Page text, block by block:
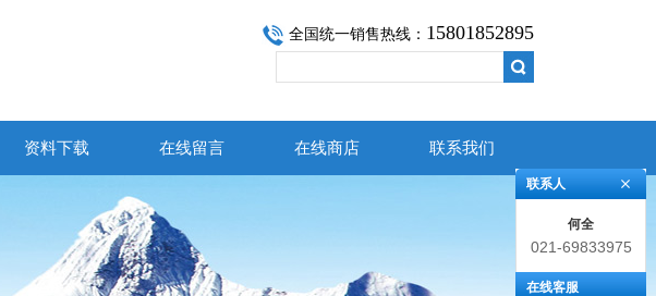
全国统一销售热线： 15801852895
资料下载 在线留言 在线商店 联系我们
联系人
何全
021-69833975
在线客服